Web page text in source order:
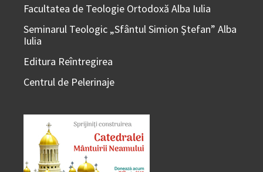
Facultatea de Teologie Ortodoxă Alba Iulia
Seminarul Teologic „Sfântul Simion Ştefan” Alba
Iulia
Editura Reîntregirea
Centrul de Pelerinaje